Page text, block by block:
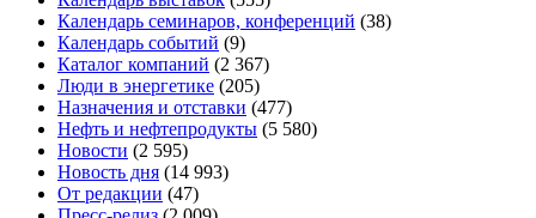
Календарь семинаров, конференций (38)
Календарь событий (9)
Каталог компаний (2 367)
Люди в энергетике (205)
Назначения и отставки (477)
Нефть и нефтепродукты (5 580)
Новости (2 595)
Новость дня (14 993)
От редакции (47)